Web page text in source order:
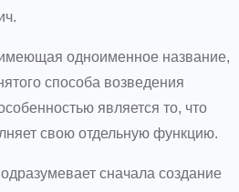
одноименное название,
способа возведения
является то, что
свою отдельную функцию.
сначала создание